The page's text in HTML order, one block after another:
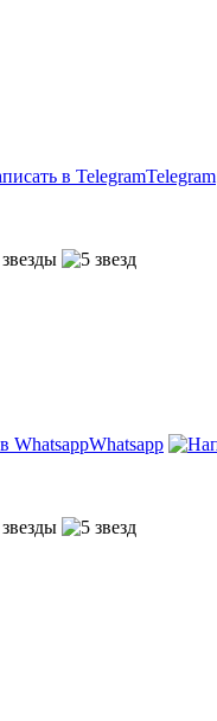
Telegram
Whatsapp